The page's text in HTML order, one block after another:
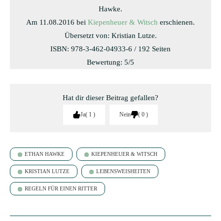
Hawke.
Am 11.08.2016 bei Kiepenheuer & Witsch erschienen.
Übersetzt von: Kristian Lutze.
ISBN: 978-3-462-04933-6 / 192 Seiten
Bewertung: 5/5
Hat dir dieser Beitrag gefallen?
Ja 1 Nein 0
ETHAN HAWKE KIEPENHEUER & WITSCH
KRISTIAN LUTZE LEBENSWEISHEITEN
REGELN FÜR EINEN RITTER